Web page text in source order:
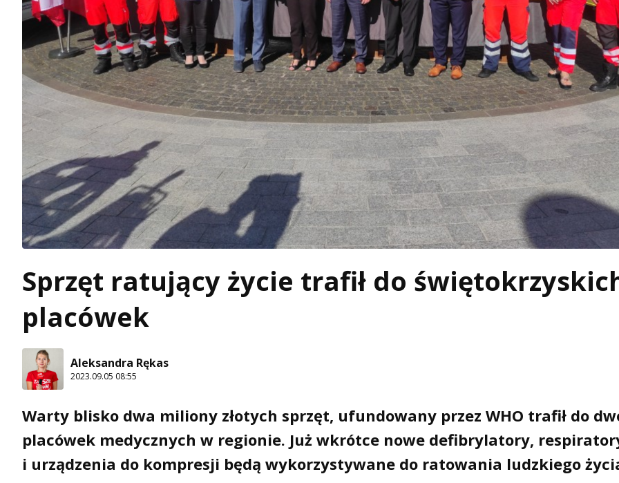
Sprzęt ratujący życie trafił do
placówek
Aleksandra Rękas
2023.09.05 08:55
Warty blisko dwa miliony złotych sprzęt, ufundowany przez WHO trafił do
placówek medycznych w regionie. Już wkrótce nowe defibrylatory,
i urządzenia do kompresji będą wykorzystywane do ratowania ludzkiego